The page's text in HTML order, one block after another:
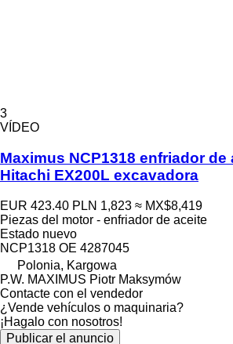
3
VÍDEO
Maximus NCP1318 enfriador de
Hitachi EX200L excavadora
EUR 423.40 PLN 1,823 ≈ MX$8,419
Piezas del motor - enfriador de aceite
Estado nuevo
NCP1318 OE 4287045
Polonia, Kargowa
P.W. MAXIMUS Piotr Maksymów
Contacte con el vendedor
¿Vende vehículos o maquinaria?
¡Hagalo con nosotros!
Publicar el anuncio